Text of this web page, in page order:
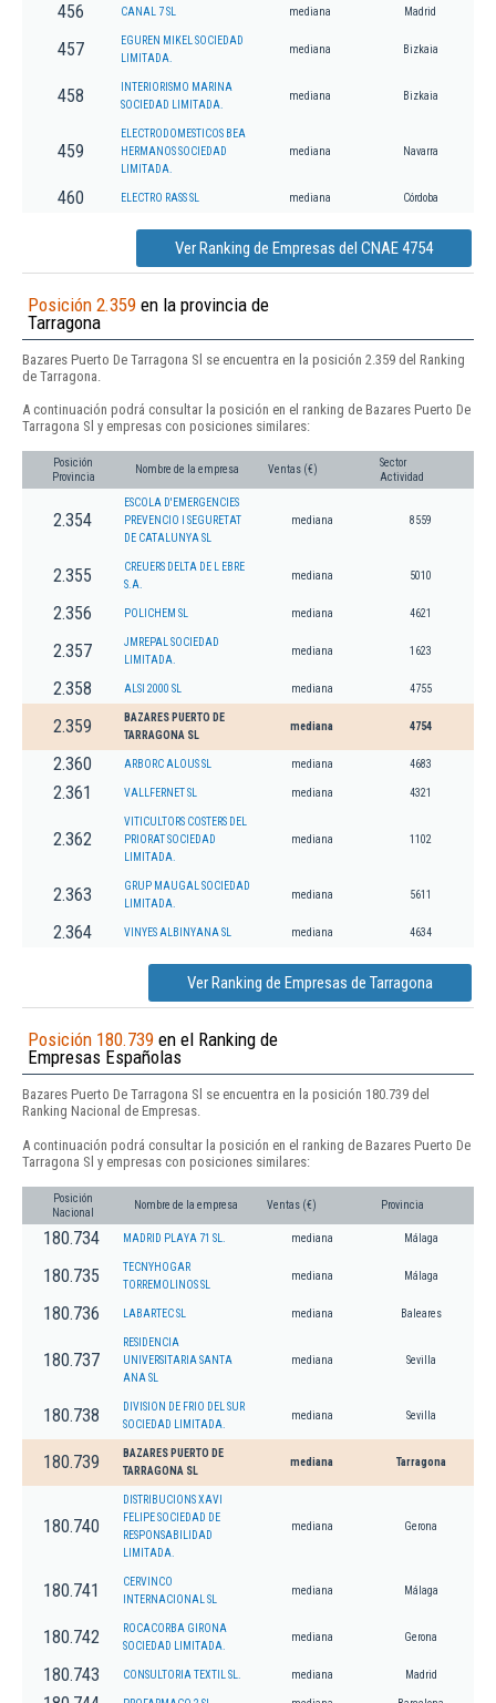
456 CANAL 7 SL mediana Madrid
457
EGUREN MIKEL SOCIEDAD
LIMITADA.
mediana Bizkaia
458
INTERIORISMO MARINA
SOCIEDAD LIMITADA.
mediana Bizkaia
459
ELECTRODOMESTICOS BEA
HERMANOS SOCIEDAD
LIMITADA.
mediana Navarra
460 ELECTRO RASS SL mediana Córdoba
Ver Ranking de Empresas del CNAE 4754
Posición 2.359 en la provincia de
Tarragona
Bazares Puerto De Tarragona Sl se encuentra en la posición 2.359 del Ranking
de Tarragona.
A continuación podrá consultar la posición en el ranking de Bazares Puerto De
Tarragona Sl y empresas con posiciones similares:
Posición
Provincia
Nombre de la empresa Ventas (€)
Sector
Actividad
2.354
ESCOLA D'EMERGENCIES
PREVENCIO I SEGURETAT
DE CATALUNYA SL
mediana 8559
2.355
CREUERS DELTA DE L EBRE
S.A.
mediana 5010
2.356 POLICHEM SL mediana 4621
2.357
JMREPAL SOCIEDAD
LIMITADA.
mediana 1623
2.358 ALSI 2000 SL mediana 4755
2.359
BAZARES PUERTO DE
TARRAGONA SL
mediana 4754
2.360 ARBORC ALOUS SL mediana 4683
2.361 VALLFERNET SL mediana 4321
2.362
VITICULTORS COSTERS DEL
PRIORAT SOCIEDAD
LIMITADA.
mediana 1102
2.363
GRUP MAUGAL SOCIEDAD
LIMITADA.
mediana 5611
2.364 VINYES ALBINYANA SL mediana 4634
Ver Ranking de Empresas de Tarragona
Posición 180.739 en el Ranking de
Empresas Españolas
Bazares Puerto De Tarragona Sl se encuentra en la posición 180.739 del
Ranking Nacional de Empresas.
A continuación podrá consultar la posición en el ranking de Bazares Puerto De
Tarragona Sl y empresas con posiciones similares:
Posición
Nacional
Nombre de la empresa Ventas (€) Provincia
180.734 MADRID PLAYA 71 SL. mediana Málaga
180.735
TECNYHOGAR
TORREMOLINOS SL
mediana Málaga
180.736 LABARTEC SL mediana Baleares
180.737
RESIDENCIA
UNIVERSITARIA SANTA
ANA SL
mediana Sevilla
180.738
DIVISION DE FRIO DEL SUR
SOCIEDAD LIMITADA.
mediana Sevilla
180.739
BAZARES PUERTO DE
TARRAGONA SL
mediana Tarragona
180.740
DISTRIBUCIONS XAVI
FELIPE SOCIEDAD DE
RESPONSABILIDAD
LIMITADA.
mediana Gerona
180.741
CERVINCO
INTERNACIONAL SL
mediana Málaga
180.742
ROCACORBA GIRONA
SOCIEDAD LIMITADA.
mediana Gerona
180.743 CONSULTORIA TEXTIL SL. mediana Madrid